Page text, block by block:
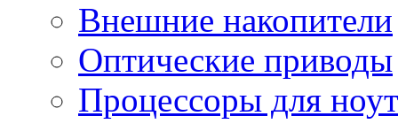
Внешние накопители
Оптические приводы
Процессоры для